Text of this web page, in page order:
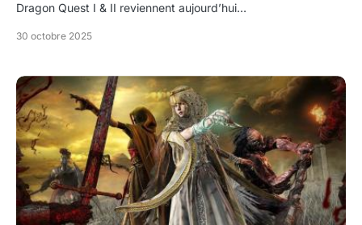
Dragon Quest I & II reviennent aujourd’hui…
30 octobre 2025